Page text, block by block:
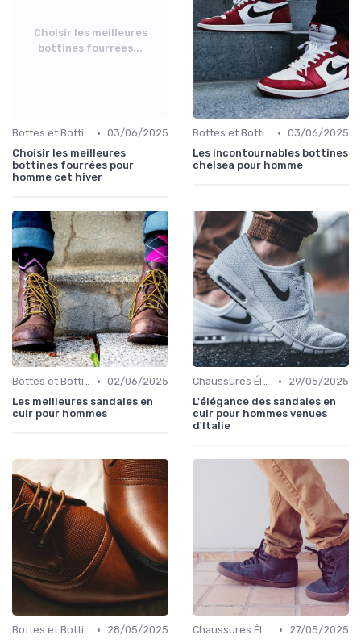
Choisir les meilleures
bottines fourrées...
Bottes et Bottines • 03/06/2025
Choisir les meilleures
bottines fourrées pour
homme cet hiver
Bottes et Bottines • 03/06/2025
Les incontournables bottines
chelsea pour homme
Bottes et Bottines • 02/06/2025
Les meilleures sandales en
cuir pour hommes
Chaussures Élégantes et de Cérémonie •
29/05/2025
L'élégance des sandales en
cuir pour hommes venues
d'Italie
Bottes et Bottines •
28/05/2025
Chaussures Élégantes et de Cérémonie •
27/05/2025